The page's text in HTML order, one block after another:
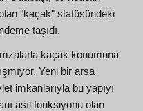
"kaçak" statüsündeki
taşıdı.
kaçak konumuna
Yeni bir arsa
imkanlarıyla bu yapıyı
asıl fonksiyonu olan